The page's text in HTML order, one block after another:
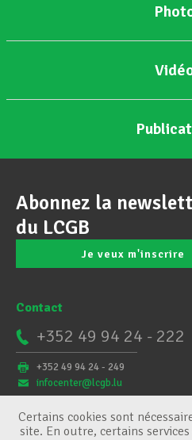
Abonnez la
du LCGB
Je veux m'inscrire
Contact
+352 49 94 24 - 222
+352 49 94 24 - 249
infocenter@lcgb.lu
Certains cookies sont
site. En outre, certains